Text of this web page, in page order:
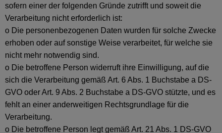
sofern einer der folgenden Gründe zutrifft und soweit die
Verarbeitung nicht erforderlich ist:
o Die personenbezogenen Daten wurden für solche Zwecke
erhoben oder auf sonstige Weise verarbeitet, für welche sie
nicht mehr notwendig sind.
o Die betroffene Person widerruft ihre Einwilligung, auf die
sich die Verarbeitung gemäß Art. 6 Abs. 1 Buchstabe a DS-
GVO oder Art. 9 Abs. 2 Buchstabe a DS-GVO stützte, und es
fehlt an einer anderweitigen Rechtsgrundlage für die
Verarbeitung.
o Die betroffene Person legt gemäß Art. 21 Abs. 1 DS-GVO